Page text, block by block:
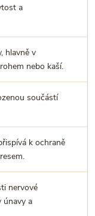
a
hlavně v
nebo kaší.
součástí
k ochraně
nervové
únavy a